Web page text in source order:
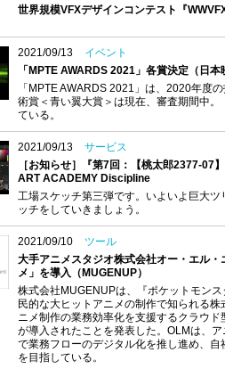
世界規模VFXデザインコンテスト『
2021/09/13
イベント
「MPTE AWARDS 2021」各賞決定（日本
「MPTE AWARDS 2021」は、2020年度
術賞＜青い翼大賞＞は現在、審査期間中
ている。
2021/09/13
サービス
［お知らせ］『第7回：【桃太郎2377-07
ART ACADEMY Discipline
工場スケッチ第三弾です。いよいよ巨大
ッチをしていきましょう。
2021/09/10
ツール
大手アニメスタジオ株式会社オー・エル
メ」を導入（MUGENUP）
株式会社MUGENUPは、『ポケットモン
民的な大ヒットアニメの制作で知られる
ニメ制作の業務効率化を支援するクラウド
が導入されたことを発表した。OLMは、
で業務フローのデジタル化を推し進め、
を目指している。